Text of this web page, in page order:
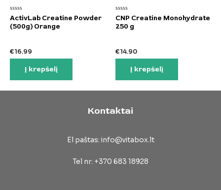
Įvertinimas:
0
iš
ActivLab Creatine Powder
(500g) Orange
€16.99
Į krepšelį
Įvertinimas:
0
iš
CNP Creatine Monohydrate
250 g
€14.90
Į krepšelį
Kontaktai
El paštas: info@vitabox.lt
Tel nr: +370 683 18928